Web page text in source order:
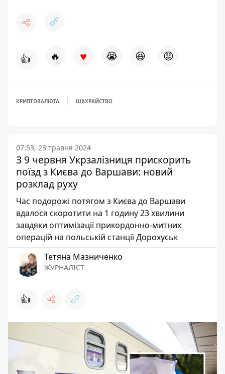
👍 🔥 ♥ 😭 😆 😡
КРИПТОВАЛЮТА ШАХРАЙСТВО
07:53, 23 травня 2024
З 9 червня Укрзалізниця прискорить
поїзд з Києва до Варшави: новий
розклад руху
Час подорожі потягом з Києва до Варшави
вдалося скоротити на 1 годину 23 хвилини
завдяки оптимізації прикордонно-митних
операцій на польській станції Дорохуськ
Тетяна Мазниченко
ЖУРНАЛІСТ
👍